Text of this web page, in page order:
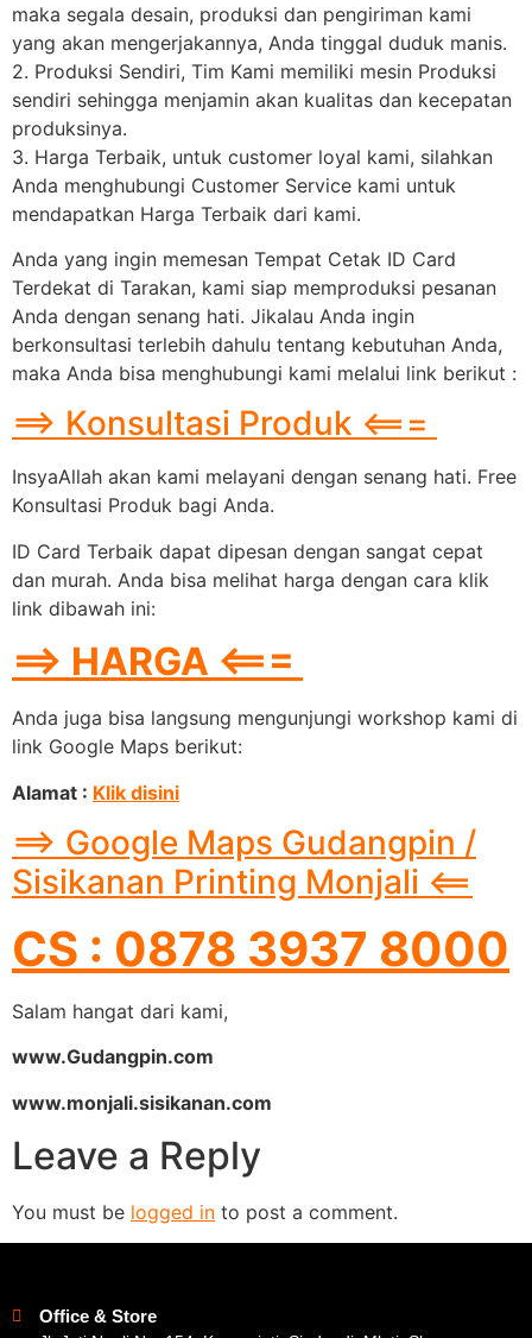
maka segala desain, produksi dan pengiriman kami
yang akan mengerjakannya, Anda tinggal duduk manis.
2. Produksi Sendiri, Tim Kami memiliki mesin Produksi
sendiri sehingga menjamin akan kualitas dan kecepatan
produksinya.
3. Harga Terbaik, untuk customer loyal kami, silahkan
Anda menghubungi Customer Service kami untuk
mendapatkan Harga Terbaik dari kami.
Anda yang ingin memesan Tempat Cetak ID Card
Terdekat di Tarakan, kami siap memproduksi pesanan
Anda dengan senang hati. Jikalau Anda ingin
berkonsultasi terlebih dahulu tentang kebutuhan Anda,
maka Anda bisa menghubungi kami melalui link berikut :
==> Konsultasi Produk <===
InsyaAllah akan kami melayani dengan senang hati. Free
Konsultasi Produk bagi Anda.
ID Card Terbaik dapat dipesan dengan sangat cepat
dan murah. Anda bisa melihat harga dengan cara klik
link dibawah ini:
==> HARGA <===
Anda juga bisa langsung mengunjungi workshop kami di
link Google Maps berikut:
Alamat : Klik disini
==> Google Maps Gudangpin /
Sisikanan Printing Monjali <==
CS : 0878 3937 8000
Salam hangat dari kami,
www.Gudangpin.com
www.monjali.sisikanan.com
Leave a Reply
You must be logged in to post a comment.
Office & Store